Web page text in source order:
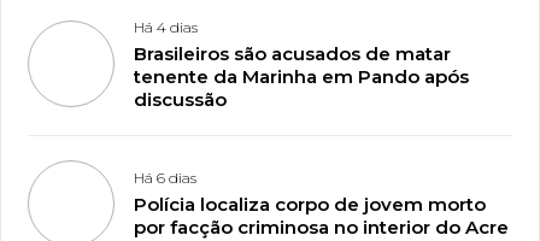
Há 4 dias
Brasileiros são acusados de matar
tenente da Marinha em Pando após
discussão
Há 6 dias
Polícia localiza corpo de jovem morto
por facção criminosa no interior do Acre